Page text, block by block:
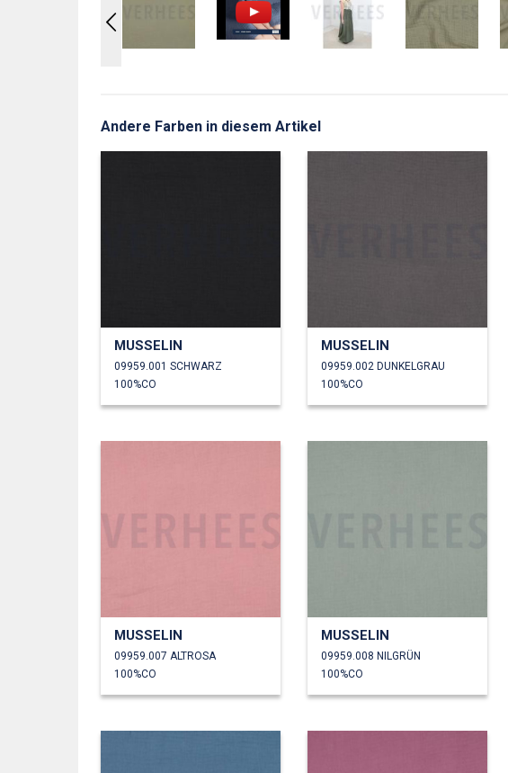
Andere Farben in diesem Artikel
MUSSELIN
09959.001 SCHWARZ
100%CO
MUSSELIN
09959.002 DUNKELGRAU
100%CO
MUSSELIN
09959.007 ALTROSA
100%CO
MUSSELIN
09959.008 NILGRÜN
100%CO